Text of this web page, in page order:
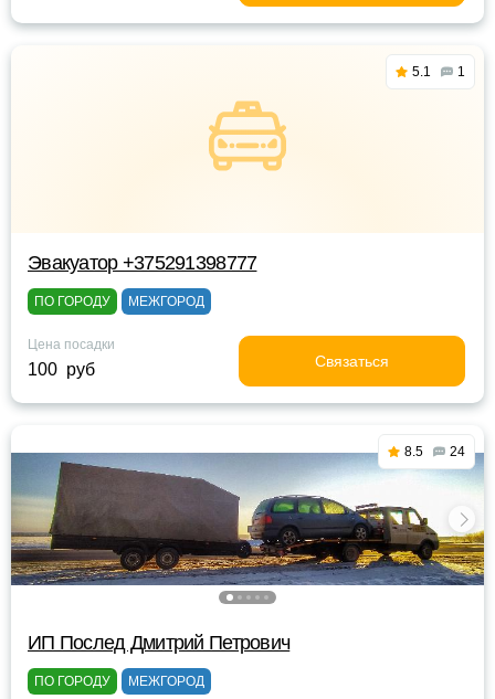
5.1 1
Эвакуатор +375291398777
ПО ГОРОДУ МЕЖГОРОД
Цена посадки
100 руб Связаться
8.5 24
ИП Послед Дмитрий Петрович
ПО ГОРОДУ МЕЖГОРОД